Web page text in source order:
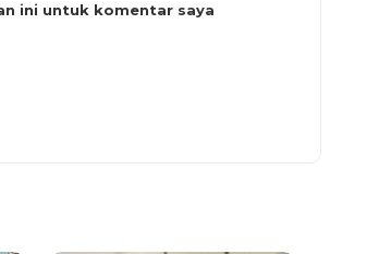
ini untuk komentar saya